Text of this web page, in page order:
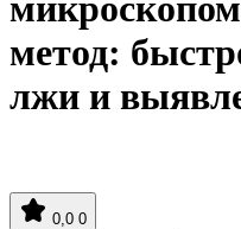
метод:
лжи и
0,0 0